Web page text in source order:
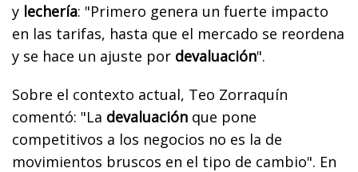
y lechería: "Primero genera un fuerte impacto
en las tarifas, hasta que el mercado se reordena
y se hace un ajuste por devaluación".
Sobre el contexto actual, Teo Zorraquín
comentó: "La devaluación que pone
competitivos a los negocios no es la de
movimientos bruscos en el tipo de cambio". En